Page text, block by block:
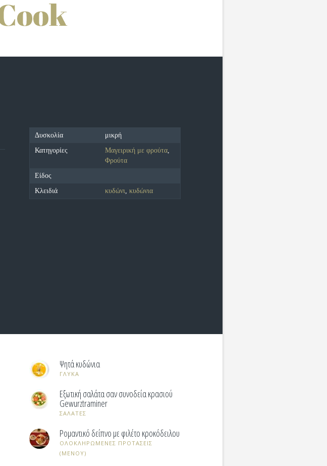
Δυσκολία
μικρή
Κατηγορίες
Μαγειρική με φρούτα,
Φρούτα
Είδος
Κλειδιά
κυδώνι,κυδώνια
Ψητά κυδώνια
ΓΛΥΚΑ
Εξωτική σαλάτα σαν συνοδεία κρασιού
Gewurztraminer
ΣΑΛΑΤΕΣ
Ρομαντικό δείπνο με φιλέτο κροκόδειλου
ΟΛΟΚΛΗΡΩΜΕΝΕΣ ΠΡΟΤΑΣΕΙΣ
(ΜΕΝΟΥ)